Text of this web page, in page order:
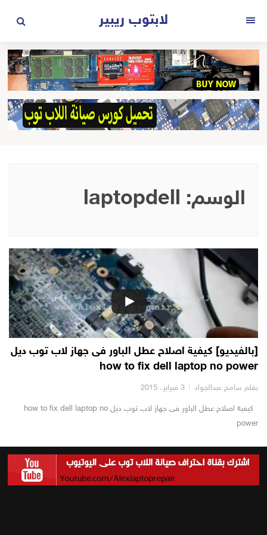
المحتوى
لابتوب ريبير
الوسم: laptopdell
[بالفيديو] كيفية اصلاح عطل الباور فى جهاز لاب توب ديل
how to fix dell laptop no power
بقلم سامح عبدالجواد 3 فبراير، 2015
كيفية اصلاح عطل الباور فى جهاز لاب توب ديل how to fix dell laptop no
power